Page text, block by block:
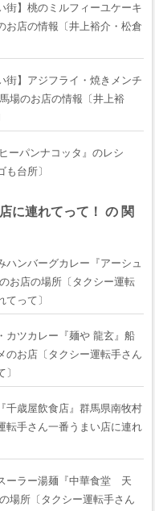
街】桃のミルフィーユケーキ
お店の情報〔井上裕介・松倉
街】アジフライ・焼きメンチ
場のお店の情報〔井上裕
ーパンナコッタ』のレシ
台所〕
に連れてって！ の 関
ハンバーグカレー『アーシュ
お店の場所〔タクシー運転
って〕
カツカレー『麺や 龍玄』船
のお店〔タクシー運転手さん
千歳屋飲食店』群馬県南牧村
転手さん一番うまい店に連れ
ーラー湯麺『中華食堂 天
場所〔タクシー運転手さん